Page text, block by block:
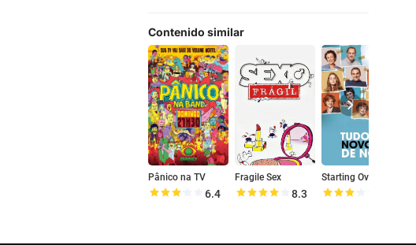
Contenido similar
Pânico na TV
6.4
Fragile Sex
8.3